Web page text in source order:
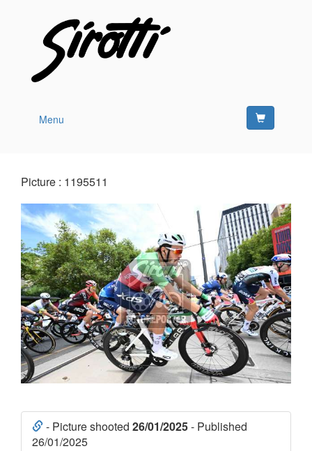
Menu
Picture : 1195511
- Picture shooted 26/01/2025- Published
26/01/2025